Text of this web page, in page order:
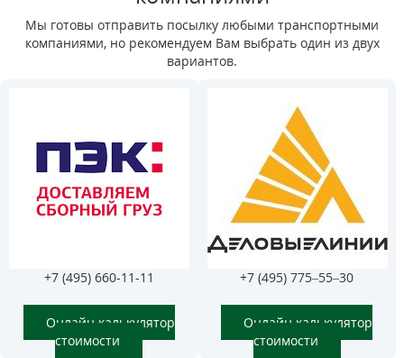
Мы готовы отправить посылку любыми транспортными
компаниями, но рекомендуем Вам выбрать один из двух
вариантов.
+7 (495) 660-11-11
Онлайн калькулятор
стоимости
+7 (495) 775–55–30
Онлайн калькулятор
стоимости